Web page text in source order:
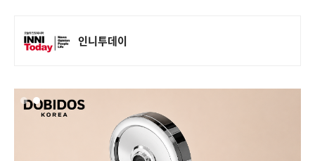
인니투데이